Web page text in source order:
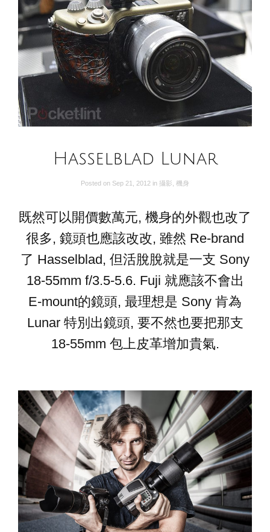
Hasselblad Lunar
Posted on Sep 21, 2012 in 攝影 機身
既然可以開價數萬元, 機身的外觀也改了
很多, 鏡頭也應該改改, 雖然 Re-brand
了 Hasselblad, 但活脫脫就是一支 Sony
18-55mm f/3.5-5.6. Fuji 就應該不會出
E-mount的鏡頭, 最理想是 Sony 肯為
Lunar 特別出鏡頭, 要不然也要把那支
18-55mm 包上皮革增加貴氣.